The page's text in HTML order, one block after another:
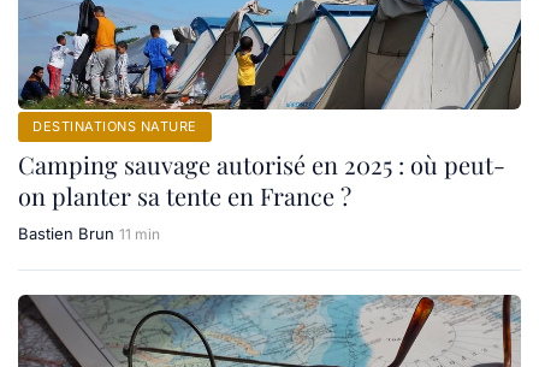
DESTINATIONS NATURE
Camping sauvage autorisé en 2025 : où peut-
on planter sa tente en France ?
Bastien Brun 11 min